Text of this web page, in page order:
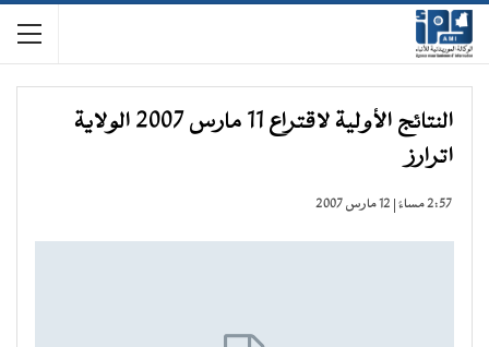
النتائج الأولية لاقتراع 11 مارس 2007 الولاية
اترارز
2:57 مساءً | 12 مارس 2007